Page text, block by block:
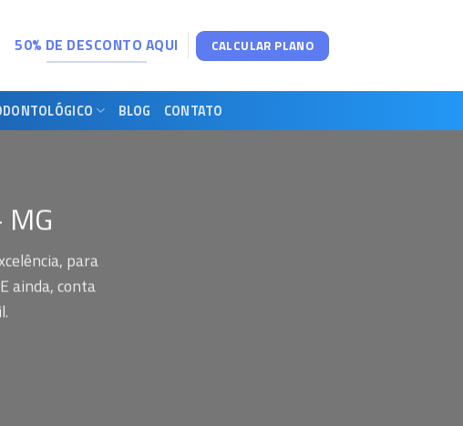
50% DE DESCONTO AQUI CALCULAR PLANO
BLOG CONTATO
para
ainda, conta